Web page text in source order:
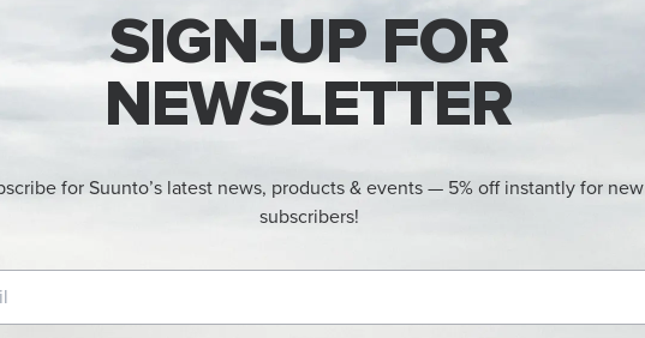
SIGN-UP FOR
NEWSLETTER
for Suunto’s latest news, products & events — 5% off instantly for new
subscribers!